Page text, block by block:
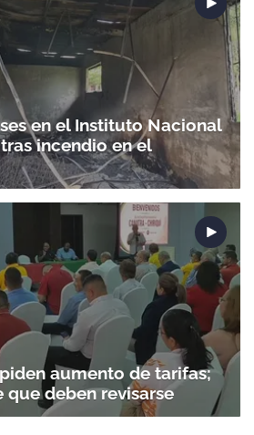
en el Instituto Nacional
incendio en el
aumento de tarifas;
que deben revisarse